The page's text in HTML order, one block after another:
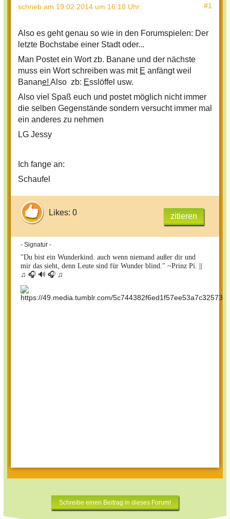
schrieb am 19.02.2014 um 16:18 Uhr: #1
Also es geht genau so wie in den Forumspielen: Der
letzte Bochstabe einer Stadt oder...
Man Postet ein Wort zb. Banane und der nächste
muss ein Wort schreiben was mit E anfängt weil
Banane! Also zb: Esslöffel usw.
Also viel Spaß euch und postet möglich nicht immer
die selben Gegenstände sondern versucht immer mal
ein anderes zu nehmen
LG Jessy
Ich fange an:
Schaufel
Likes: 0 zitieren
- Signatur -
"Du bist ein Wunderkind. auch wenn niemand außer dir und
mir das sieht, denn Leute sind für Wunder blind." ~Prinz Pi. ||
♫ 🎧 🔊 🎧 ♫
Schreibe einen Beitrag in dieses Forum!